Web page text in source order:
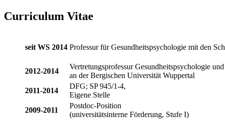
Curriculum Vitae
seit WS 2014 Professur für Gesundheitspsychologie mit den
2012-2014
Vertretungsprofessur Gesundheitspsychologie
an der Bergischen Universität Wuppertal
2011-2014
DFG; SP 945/1-4,
Eigene Stelle
2009-2011
Postdoc-Position
(universitätsinterne Förderung, Stufe I)